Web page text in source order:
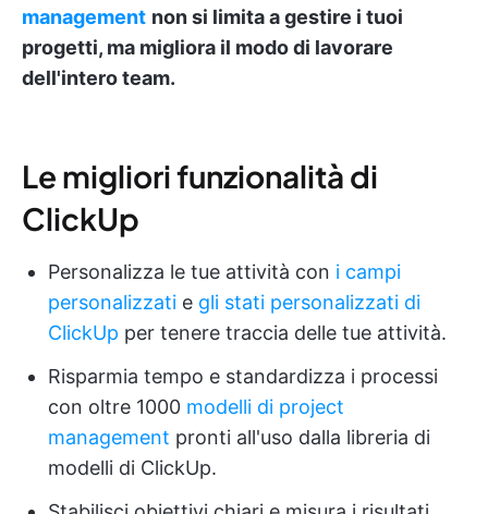
management non si limita a gestire i tuoi
progetti, ma migliora il modo di lavorare
dell'intero team.
Le migliori funzionalità di
ClickUp
Personalizza le tue attività con i campi
personalizzati e gli stati personalizzati di
ClickUp per tenere traccia delle tue attività.
Risparmia tempo e standardizza i processi
con oltre 1000 modelli di project
management pronti all'uso dalla libreria di
modelli di ClickUp.